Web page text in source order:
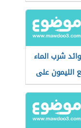
شرب الماء
الليمون على